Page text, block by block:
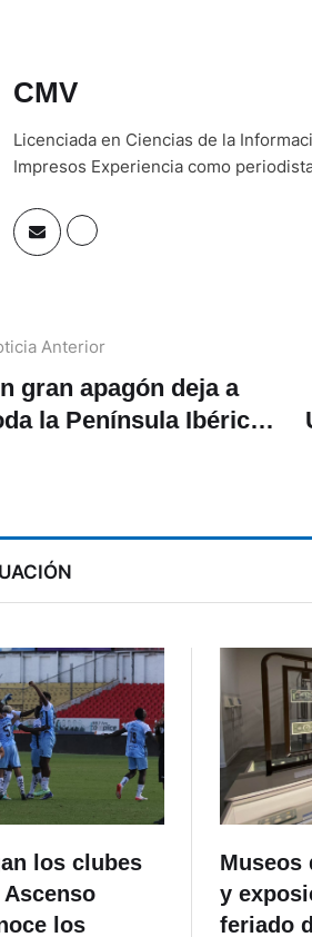
CMV
Licenciada en Ciencias de la
Impresos Experiencia como
Anterior
gran apagón deja a
la Península Ibérica
los clubes
los
Museos
y
feriado